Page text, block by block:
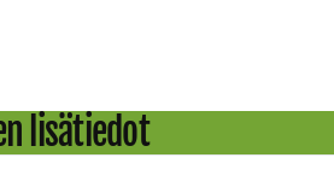
lisätiedot